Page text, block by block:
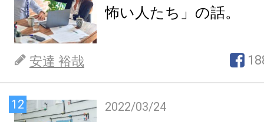
怖い人たち」の話。
安達 裕哉
12 2022/03/24